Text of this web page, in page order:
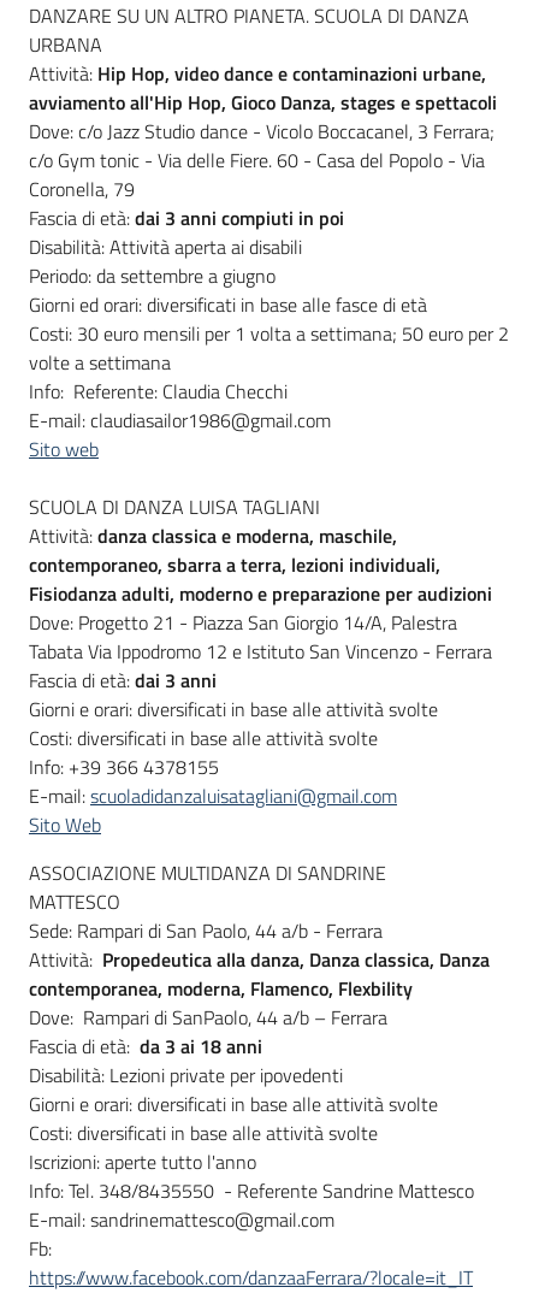
Newsletter
DANZARE SU UN ALTRO PIANETA. SCUOLA DI DANZA
URBANA
Attività: Hip Hop, video dance e contaminazioni urbane,
avviamento all'Hip Hop, Gioco Danza, stages e spettacoli
Dove: c/o Jazz Studio dance - Vicolo Boccacanel, 3 Ferrara;
c/o Gym tonic - Via delle Fiere. 60 - Casa del Popolo - Via
Coronella, 79
Fascia di età:dai 3 anni compiuti in poi
Disabilità: Attività aperta ai disabili
Periodo: da settembre a giugno
Giorni ed orari: diversificati in base alle fasce di età
Costi: 30 euro mensili per 1 volta a settimana; 50 euro per 2
volte a settimana
Info: Referente: Claudia Checchi
E-mail: claudiasailor1986@gmail.com
Sito web
SCUOLA DI DANZA LUISA TAGLIANI
Attività:danza classica e moderna, maschile,
contemporaneo, sbarra a terra, lezioni individuali,
Fisiodanza adulti, moderno e preparazione per audizioni
Dove: Progetto 21 - Piazza San Giorgio 14/A, Palestra
Tabata Via Ippodromo 12 e Istituto San Vincenzo - Ferrara
Fascia di età:dai 3 anni
Giorni e orari: diversificati in base alle attività svolte
Costi: diversificati in base alle attività svolte
Info: +39 366 4378155
E-mail:scuoladidanzaluisatagliani@gmail.com
Sito Web
ASSOCIAZIONE MULTIDANZA DI SANDRINE
MATTESCO
Sede: Rampari di San Paolo, 44 a/b - Ferrara
Attività: Propedeutica alla danza, Danza classica, Danza
contemporanea, moderna, Flamenco, Flexbility
Dove: Rampari di SanPaolo, 44 a/b – Ferrara
Fascia di età: da 3 ai 18 anni
Disabilità: Lezioni private per ipovedenti
Giorni e orari: diversificati in base alle attività svolte
Costi: diversificati in base alle attività svolte
Iscrizioni: aperte tutto l'anno
Info: Tel. 348/8435550 - Referente Sandrine Mattesco
E-mail: sandrinemattesco@gmail.com
Fb:
https://www.facebook.com/danzaaFerrara/?locale=it_IT